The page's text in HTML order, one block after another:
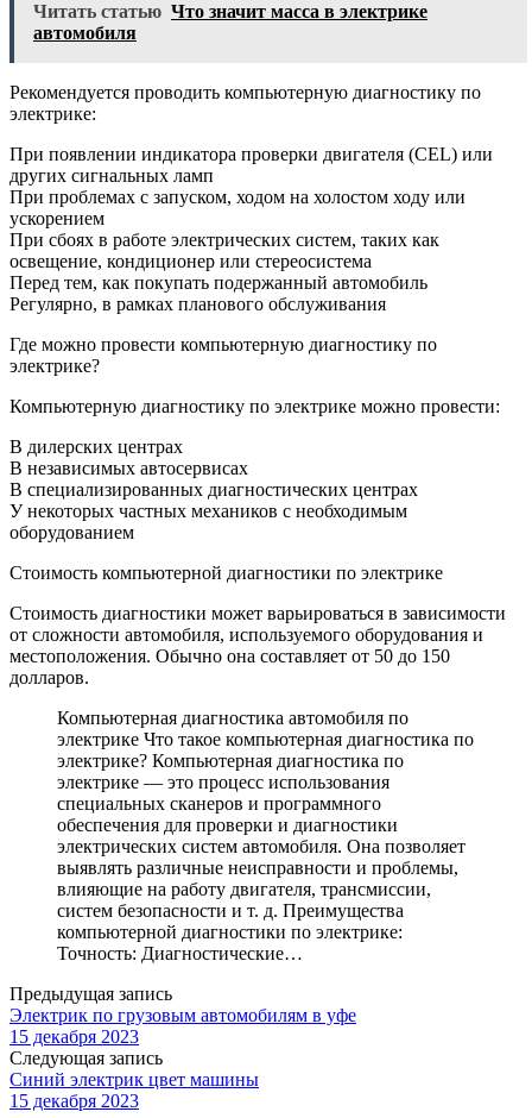
Читать статью Что значит масса в электрике
автомобиля
Рекомендуется проводить компьютерную диагностику по
электрике:
При появлении индикатора проверки двигателя (CEL) или
других сигнальных ламп
При проблемах с запуском, ходом на холостом ходу или
ускорением
При сбоях в работе электрических систем, таких как
освещение, кондиционер или стереосистема
Перед тем, как покупать подержанный автомобиль
Регулярно, в рамках планового обслуживания
Где можно провести компьютерную диагностику по
электрике?
Компьютерную диагностику по электрике можно провести:
В дилерских центрах
В независимых автосервисах
В специализированных диагностических центрах
У некоторых частных механиков с необходимым
оборудованием
Стоимость компьютерной диагностики по электрике
Стоимость диагностики может варьироваться в зависимости
от сложности автомобиля, используемого оборудования и
местоположения. Обычно она составляет от 50 до 150
долларов.
Компьютерная диагностика автомобиля по
электрике Что такое компьютерная диагностика по
электрике? Компьютерная диагностика по
электрике — это процесс использования
специальных сканеров и программного
обеспечения для проверки и диагностики
электрических систем автомобиля. Она позволяет
выявлять различные неисправности и проблемы,
влияющие на работу двигателя, трансмиссии,
систем безопасности и т. д. Преимущества
компьютерной диагностики по электрике:
Точность: Диагностические…
Предыдущая запись
Электрик по грузовым автомобилям в уфе
15 декабря 2023
Следующая запись
Синий электрик цвет машины
15 декабря 2023